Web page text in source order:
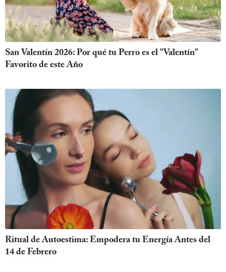
San Valentín 2026: Por qué tu Perro es el "Valentín"
Favorito de este Año
Ritual de Autoestima: Empodera tu Energía Antes del
14 de Febrero